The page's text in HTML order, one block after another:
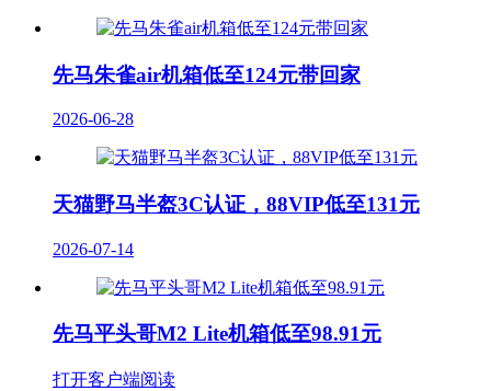
先马朱雀air机箱低至124元带回家
2026-06-28
天猫野马半盔3C认证，88VIP低至131元
2026-07-14
先马平头哥M2 Lite机箱低至98.91元
打开客户端阅读